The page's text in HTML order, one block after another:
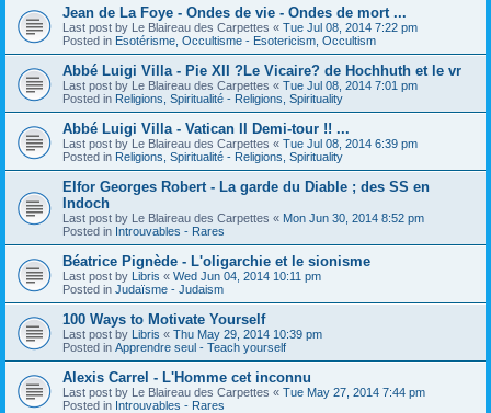
Jean de La Foye - Ondes de vie - Ondes de mort ...
Last post by Le Blaireau des Carpettes « Tue Jul 08, 2014 7:22 pm
Posted in Esotérisme, Occultisme - Esotericism, Occultism
Abbé Luigi Villa - Pie XII ?Le Vicaire? de Hochhuth et le vr
Last post by Le Blaireau des Carpettes « Tue Jul 08, 2014 7:01 pm
Posted in Religions, Spiritualité - Religions, Spirituality
Abbé Luigi Villa - Vatican II Demi-tour !! ...
Last post by Le Blaireau des Carpettes « Tue Jul 08, 2014 6:39 pm
Posted in Religions, Spiritualité - Religions, Spirituality
Elfor Georges Robert - La garde du Diable ; des SS en
Indoch
Last post by Le Blaireau des Carpettes « Mon Jun 30, 2014 8:52 pm
Posted in Introuvables - Rares
Béatrice Pignède - L'oligarchie et le sionisme
Last post by Libris « Wed Jun 04, 2014 10:11 pm
Posted in Judaïsme - Judaism
100 Ways to Motivate Yourself
Last post by Libris « Thu May 29, 2014 10:39 pm
Posted in Apprendre seul - Teach yourself
Alexis Carrel - L'Homme cet inconnu
Last post by Le Blaireau des Carpettes « Tue May 27, 2014 7:44 pm
Posted in Introuvables - Rares